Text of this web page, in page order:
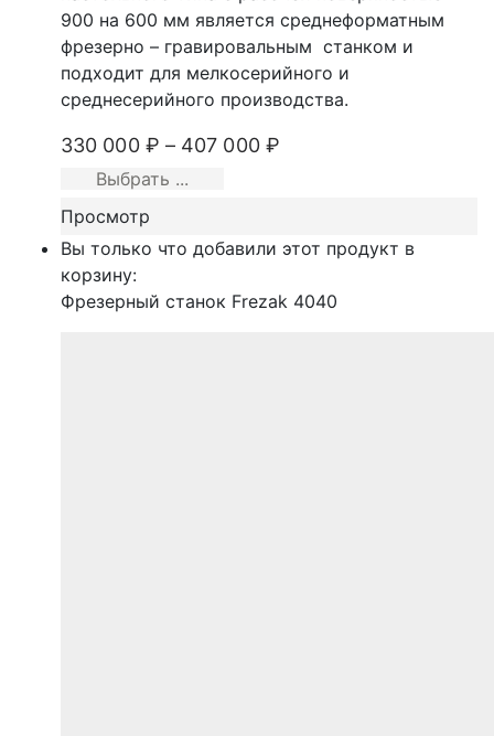
900 на 600 мм является среднеформатным
фрезерно – гравировальным станком и
подходит для мелкосерийного и
среднесерийного производства.
330 000 ₽ – 407 000 ₽
Выбрать ...
Просмотр
Вы только что добавили этот продукт в
корзину:
Фрезерный станок Frezak 4040